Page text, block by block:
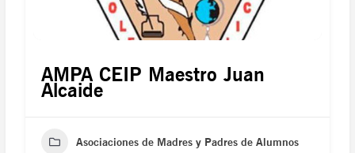
AMPA CEIP Maestro Juan
Alcaide
Asociaciones de Madres y Padres de Alumnos